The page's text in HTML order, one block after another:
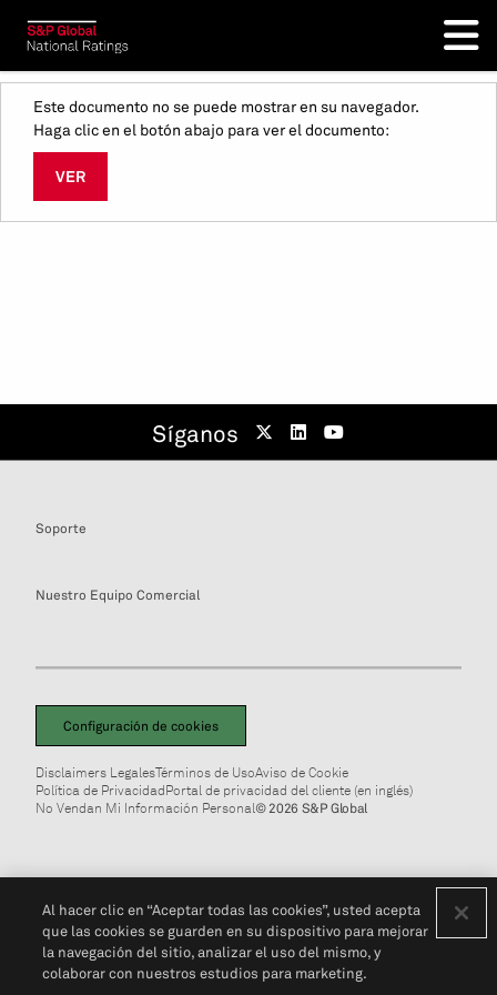
Este documento no se puede mostrar en su navegador.
Haga clic en el botón abajo para ver el documento:
VER
Síganos
Soporte
Nuestro Equipo Comercial
Configuración de cookies
Disclaimers LegalesTérminos de UsoAviso de Cookie
Política de PrivacidadPortal de privacidad del cliente (en inglés)
No Vendan Mi Información Personal© 2026 S&P Global
Al hacer clic en “Aceptar todas las cookies”, usted acepta
que las cookies se guarden en su dispositivo para mejorar
la navegación del sitio, analizar el uso del mismo, y
colaborar con nuestros estudios para marketing.